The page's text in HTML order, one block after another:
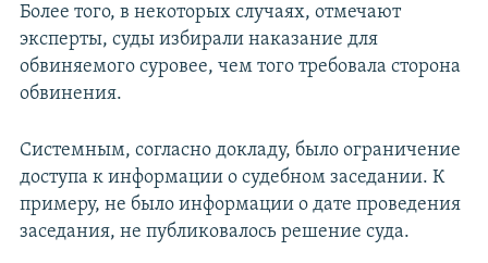
Более того, в некоторых случаях, отмечают
эксперты, суды избирали наказание для
обвиняемого суровее, чем того требовала сторона
обвинения.
Системным, согласно докладу, было ограничение
доступа к информации о судебном заседании. К
примеру, не было информации о дате проведения
заседания, не публиковалось решение суда.